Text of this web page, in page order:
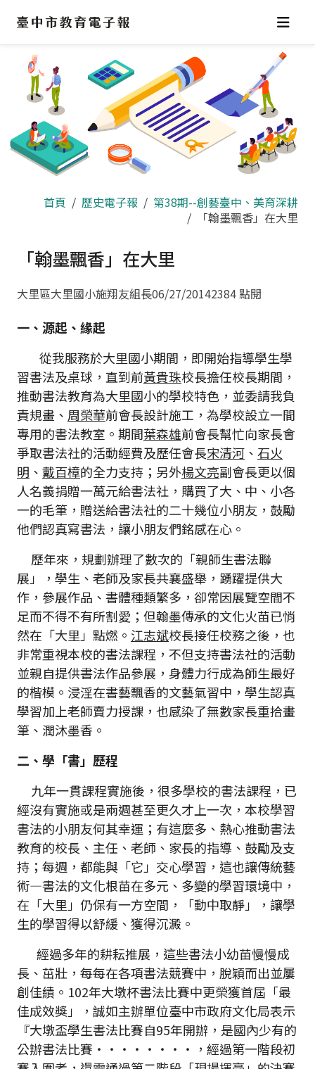
區
首頁 歷史電子報
第38期--創藝臺中、美育深耕
「翰墨飄香」在大里
「翰墨飄香」在大里
大里區大里國小施翔友組長06/27/20142384 點閱
一、源起、緣起
從我服務於大里國小期間，即開始指導學生學
習書法及桌球，直到前黃貴珠校長擔任校長期間，
推動書法教育為大里國小的學校特色，並委請我負
責規畫、 周榮華前會長設計施工，為學校設立一間
專用的書法教室。期間葉森雄前會長幫忙向家長會
爭取書法社的活動經費及歷任會長宋清河 、 石火
明 、 戴百樟的全力支持；另外楊文亮副會長更以個
人名義捐贈一萬元給書法社，購買了大、中、小各
一的毛筆，贈送給書法社的二十幾位小朋友，鼓勵
他們認真寫書法，讓小朋友們銘感在心。
歷年來，規劃辦理了數次的「親師生書法聯
展」，學生、老師及家長共襄盛舉，踴躍提供大
作，參展作品、書體種類繁多，卻常因展覽空間不
足而不得不有所割愛；但翰墨傳承的文化火苗已悄
然在「大里」點燃。 江志斌校長接任校務之後，也
非常重視本校的書法課程，不但支持書法社的活動
並親自提供書法作品參展，身體力行成為師生最好
的楷模。浸淫在書藝飄香的文藝氣習中，學生認真
學習加上老師賣力授課，也感染了無數家長重拾畫
筆、潤沐墨香。
二、學「書」歷程
九年一貫課程實施後，很多學校的書法課程，已
經沒有實施或是兩週甚至更久才上一次，本校學習
書法的小朋友何其幸運；有這麼多、熱心推動書法
教育的校長、主任、老師、家長的指導、鼓勵及支
持；每週，都能與「它」交心學習，這也讓傳統藝
術—書法的文化根苗在多元、多變的學習環境中，
在「大里」仍保有一方空間，「動中取靜」，讓學
生的學習得以舒緩、獲得沉澱。
經過多年的耕耘推展，這些書法小幼苗慢慢成
長、茁壯，每每在各項書法競賽中，脫穎而出並屢
創佳績。102年大墩杯書法比賽中更榮獲首屆「最
佳成效獎」，誠如主辦單位臺中市政府文化局表示
『大墩盃學生書法比賽自95年開辦，是國內少有的
公辦書法比賽‧‧‧‧‧‧‧‧，經過第一階段初